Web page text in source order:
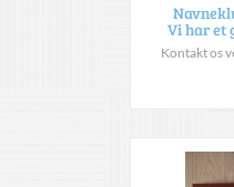
Vi har et
Kontakt os